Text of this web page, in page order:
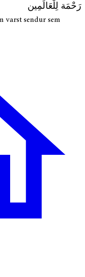
رَحْمَة لِلْعَالَمِين
sendur sem